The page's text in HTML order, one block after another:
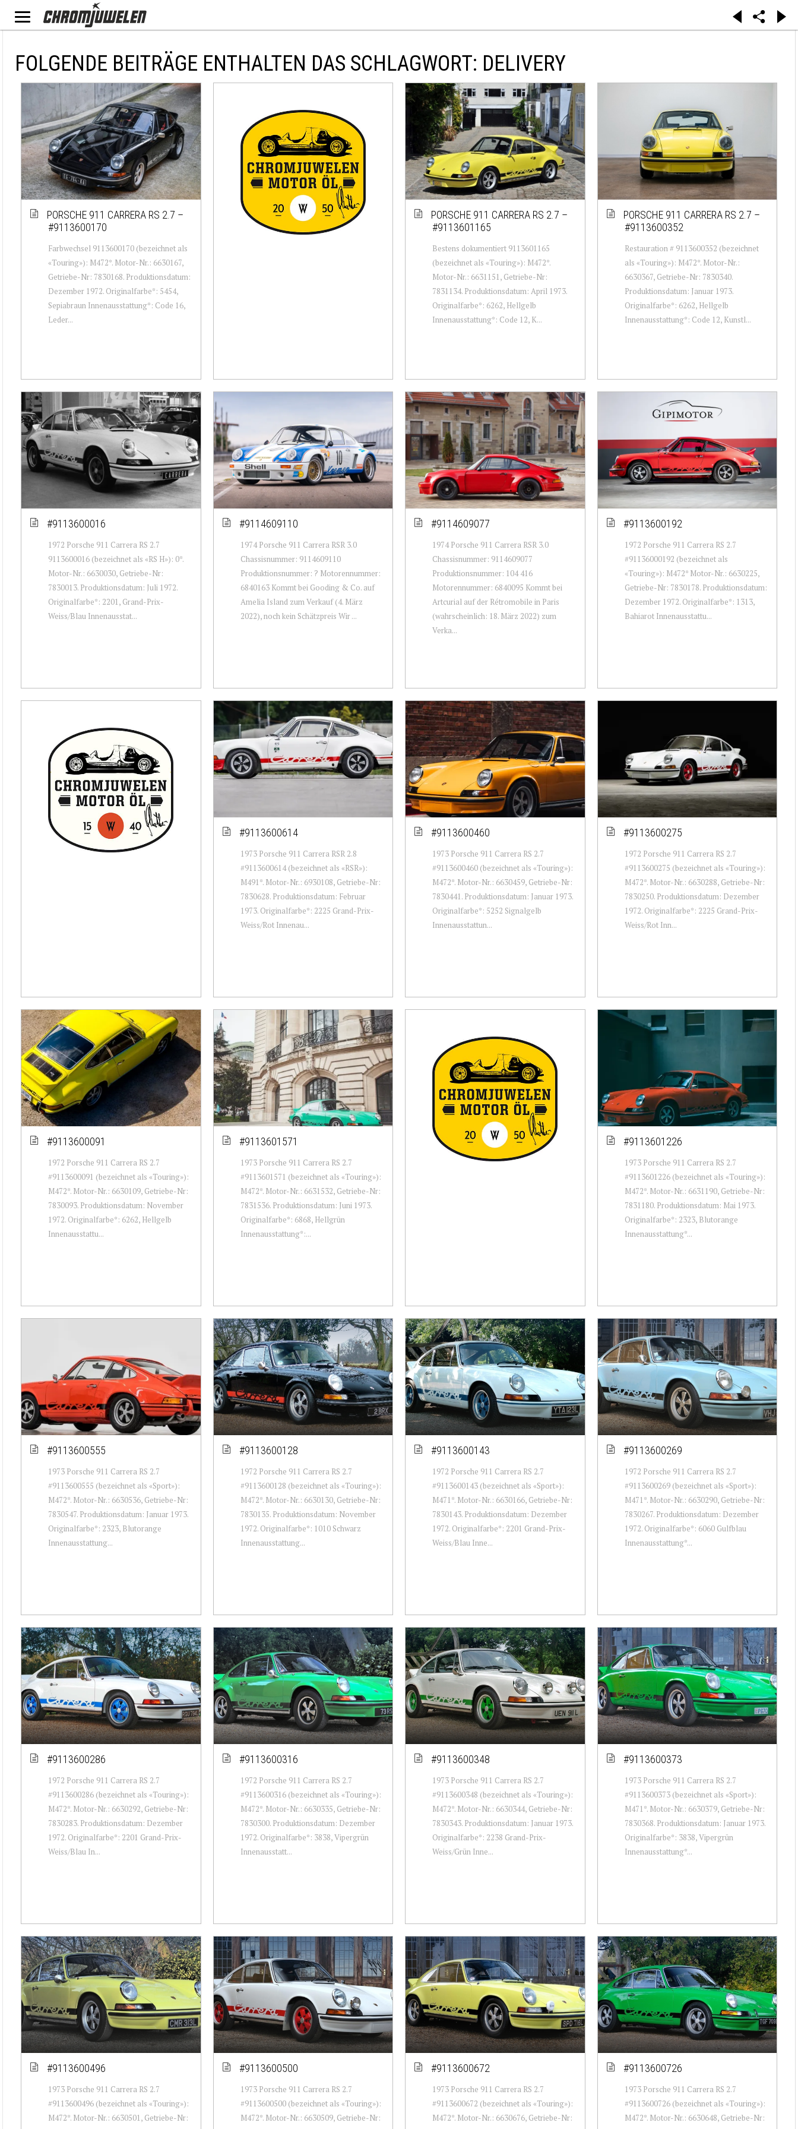
FOLGENDE BEITRÄGE ENTHALTEN DAS SCHLAGWORT: DELIVERY
PORSCHE 911 CARRERA RS 2.7 –
#9113600170
Farbwechsel 9113600170 (bezeichnet als
«Touring»): M472*. Motor-Nr.: 6630167,
Getriebe-Nr: 7830168. Produktionsdatum:
Dezember 1972. Originalfarbe*: 5454,
Sepiabraun Innenausstattung*: Code 16,
Leder...
PORSCHE 911 CARRERA RS 2.7 –
#9113601165
Bestens dokumentiert 9113601165
(bezeichnet als «Touring»): M472*.
Motor-Nr.: 6631151, Getriebe-Nr:
7831134. Produktionsdatum: April 1973.
Originalfarbe*: 6262, Hellgelb
Innenausstattung*: Code 12, K...
PORSCHE 911 CARRERA RS 2.7 –
#9113600352
Restauration # 9113600352 (bezeichnet
als «Touring»): M472*. Motor-Nr.:
6630367, Getriebe-Nr: 7830340.
Produktionsdatum: Januar 1973.
Originalfarbe*: 6262, Hellgelb
Innenausstattung*: Code 12, Kunstl...
#9113600016
1972 Porsche 911 Carrera RS 2.7
9113600016 (bezeichnet als «RS H»): 0*.
Motor-Nr.: 6630030, Getriebe-Nr:
7830013. Produktionsdatum: Juli 1972.
Originalfarbe*: 2201, Grand-Prix-
Weiss/Blau Innenausstat...
#9114609110
1974 Porsche 911 Carrera RSR 3.0
Chassisnummer: 9114609110
Produktionsnummer: ? Motorennummer:
6840163 Kommt bei Gooding & Co. auf
Amelia Island zum Verkauf (4. März
2022), noch kein Schätzpreis Wir ...
#9114609077
1974 Porsche 911 Carrera RSR 3.0
Chassisnummer: 9114609077
Produktionsnummer: 104 416
Motorennummer: 6840095 Kommt bei
Artcurial auf der Rétromobile in Paris
(wahrscheinlich: 18. März 2022) zum
Verka...
#9113600192
1972 Porsche 911 Carrera RS 2.7
#91136000192 (bezeichnet als
«Touring»): M472* Motor-Nr.: 6630225,
Getriebe-Nr: 7830178. Produktionsdatum:
Dezember 1972. Originalfarbe*: 1313,
Bahiarot Innenausstattu...
#9113600614
1973 Porsche 911 Carrera RSR 2.8
#9113600614 (bezeichnet als «RSR»):
M491*. Motor-Nr.: 6930108, Getriebe-Nr:
7830628. Produktionsdatum: Februar
1973. Originalfarbe*: 2225 Grand-Prix-
Weiss/Rot Innenau...
#9113600460
1973 Porsche 911 Carrera RS 2.7
#9113600460 (bezeichnet als «Touring»):
M472*. Motor-Nr.: 6630459, Getriebe-Nr:
7830441. Produktionsdatum: Januar 1973.
Originalfarbe*: 5252 Signalgelb
Innenausstattun...
#9113600275
1972 Porsche 911 Carrera RS 2.7
#9113600275 (bezeichnet als «Touring»):
M472*. Motor-Nr.: 6630288, Getriebe-Nr:
7830250. Produktionsdatum: Dezember
1972. Originalfarbe*: 2225 Grand-Prix-
Weiss/Rot Inn...
#9113600091
1972 Porsche 911 Carrera RS 2.7
#9113600091 (bezeichnet als «Touring»):
M472*. Motor-Nr.: 6630109, Getriebe-Nr:
7830093. Produktionsdatum: November
1972. Originalfarbe*: 6262, Hellgelb
Innenausstattu...
#9113601571
1973 Porsche 911 Carrera RS 2.7
#9113601571 (bezeichnet als «Touring»):
M472*. Motor-Nr.: 6631532, Getriebe-Nr:
7831536. Produktionsdatum: Juni 1973.
Originalfarbe*: 6868, Hellgrün
Innenausstattung*:...
#9113601226
1973 Porsche 911 Carrera RS 2.7
#9113601226 (bezeichnet als «Touring»):
M472*. Motor-Nr.: 6631190, Getriebe-Nr:
7831180. Produktionsdatum: Mai 1973.
Originalfarbe*: 2323, Blutorange
Innenausstattung*...
#9113600555
1973 Porsche 911 Carrera RS 2.7
#9113600555 (bezeichnet als «Sport»):
M472*. Motor-Nr.: 6630536, Getriebe-Nr:
7830547. Produktionsdatum: Januar 1973.
Originalfarbe*: 2323, Blutorange
Innenausstattung...
#9113600128
1972 Porsche 911 Carrera RS 2.7
#9113600128 (bezeichnet als «Touring»):
M472*. Motor-Nr.: 6630130, Getriebe-Nr:
7830135. Produktionsdatum: November
1972. Originalfarbe*: 1010 Schwarz
Innenausstattung...
#9113600143
1972 Porsche 911 Carrera RS 2.7
#9113600143 (bezeichnet als «Sport»):
M471*. Motor-Nr.: 6630166, Getriebe-Nr:
7830143. Produktionsdatum: Dezember
1972. Originalfarbe*: 2201 Grand-Prix-
Weiss/Blau Inne...
#9113600269
1972 Porsche 911 Carrera RS 2.7
#9113600269 (bezeichnet als «Sport»):
M471*. Motor-Nr.: 6630290, Getriebe-Nr:
7830267. Produktionsdatum: Dezember
1972. Originalfarbe*: 6060 Gulfblau
Innenausstattung*...
#9113600286
1972 Porsche 911 Carrera RS 2.7
#9113600286 (bezeichnet als «Touring»):
M472*. Motor-Nr.: 6630292, Getriebe-Nr:
7830283. Produktionsdatum: Dezember
1972. Originalfarbe*: 2201 Grand-Prix-
Weiss/Blau In...
#9113600316
1972 Porsche 911 Carrera RS 2.7
#9113600316 (bezeichnet als «Touring»):
M472*. Motor-Nr.: 6630335, Getriebe-Nr:
7830300. Produktionsdatum: Dezember
1972. Originalfarbe*: 3838, Vipergrün
Innenausstatt...
#9113600348
1973 Porsche 911 Carrera RS 2.7
#9113600348 (bezeichnet als «Touring»):
M472*. Motor-Nr.: 6630344, Getriebe-Nr:
7830343. Produktionsdatum: Januar 1973.
Originalfarbe*: 2238 Grand-Prix-
Weiss/Grün Inne...
#9113600373
1973 Porsche 911 Carrera RS 2.7
#9113600373 (bezeichnet als «Sport»):
M471*. Motor-Nr.: 6630379, Getriebe-Nr:
7830368. Produktionsdatum: Januar 1973.
Originalfarbe*: 3838, Vipergrün
Innenausstattung*...
#9113600496
1973 Porsche 911 Carrera RS 2.7
#9113600496 (bezeichnet als «Touring»):
M472*. Motor-Nr.: 6630501, Getriebe-Nr:
#9113600500
1973 Porsche 911 Carrera RS 2.7
#9113600500 (bezeichnet als «Touring»):
M472*. Motor-Nr.: 6630509, Getriebe-Nr:
#9113600672
1973 Porsche 911 Carrera RS 2.7
#9113600672 (bezeichnet als «Touring»):
M472*. Motor-Nr.: 6630676, Getriebe-Nr:
#9113600726
1973 Porsche 911 Carrera RS 2.7
#9113600726 (bezeichnet als «Touring»):
M472*. Motor-Nr.: 6630648, Getriebe-Nr: